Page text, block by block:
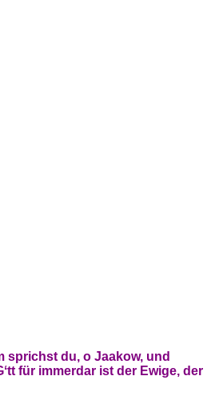
sprichst du, o Jaakow, und
für immerdar ist der Ewige, der